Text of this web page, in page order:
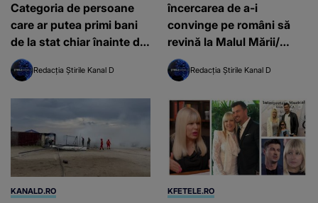
Categoria de persoane
care ar putea primi bani
de la stat chiar înainte de
Paște
Redacția Știrile Kanal D
încercarea de a-i
convinge pe români să
revină la Malul Mării/
Consultant turism:” În
acest fel o să avem altă
vacanței în România”
Redacția Știrile Kanal D
KANALD.RO KFETELE.RO